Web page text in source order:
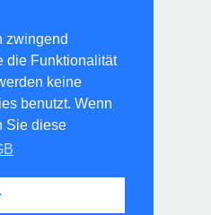
zwingend
die Funktionalität
keine
benutzt. Wenn
Sie diese